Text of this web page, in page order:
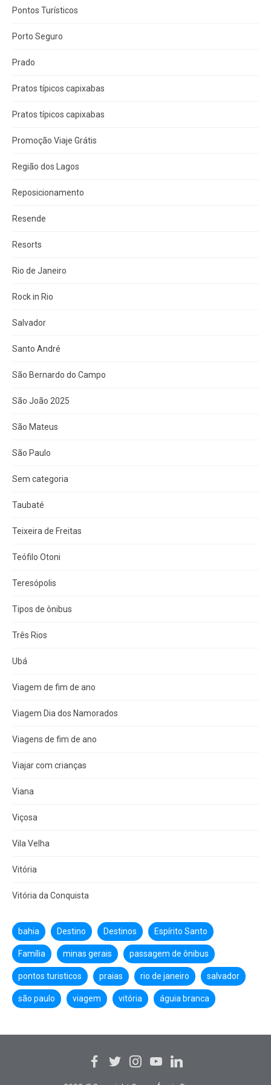
Pontos Turísticos
Porto Seguro
Prado
Pratos típicos capixabas
Pratos típicos capixabas
Promoção Viaje Grátis
Região dos Lagos
Reposicionamento
Resende
Resorts
Rio de Janeiro
Rock in Rio
Salvador
Santo André
São Bernardo do Campo
São João 2025
São Mateus
São Paulo
Sem categoria
Taubaté
Teixeira de Freitas
Teófilo Otoni
Teresópolis
Tipos de ônibus
Três Rios
Ubá
Viagem de fim de ano
Viagem Dia dos Namorados
Viagens de fim de ano
Viajar com crianças
Viana
Viçosa
Vila Velha
Vitória
Vitória da Conquista
bahia Destino Destinos Espírito Santo
Família minas gerais passagem de ônibus
pontos turisticos praias rio de janeiro salvador
são paulo viagem vitória águia branca